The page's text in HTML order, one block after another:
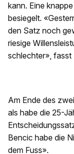
kann. Eine
besiegelt.
den Satz noch
riesige
schlechter», fasst
Am Ende des
als habe die 25-
Bencic habe die
dem Fuss».